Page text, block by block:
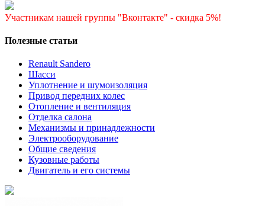
Участникам нашей группы "Вконтакте" - скидка 5%!
Полезные статьи
Renault Sandero
Шасси
Уплотнение и шумоизоляция
Привод передних колес
Отопление и вентиляция
Отделка салона
Механизмы и принадлежности
Электрооборудование
Общие сведения
Кузовные работы
Двигатель и его системы